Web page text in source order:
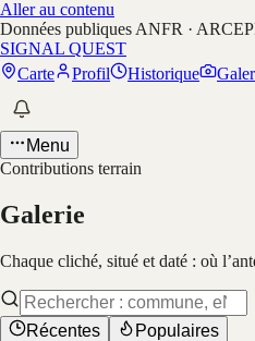
Aller au contenu
Données publiques ANFR · ARCEP
SIGNAL QUEST
Carte
Profil Historique
Menu
Contributions terrain
Galerie
Chaque cliché, situé et daté : où
Récentes
Populaires